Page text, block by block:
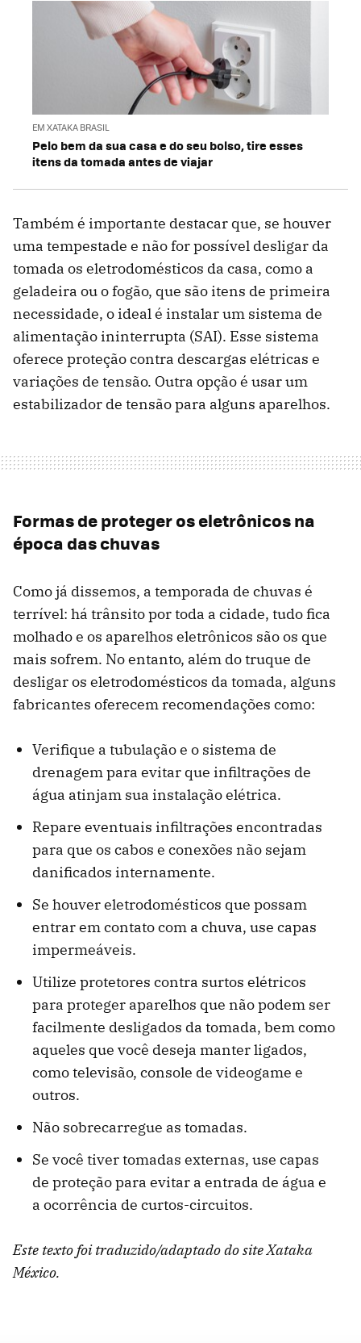
EM XATAKA BRASIL
Pelo bem da sua casa e do seu bolso, tire esses
itens da tomada antes de viajar
Também é importante destacar que, se houver
uma tempestade e não for possível desligar da
tomada os eletrodomésticos da casa, como a
geladeira ou o fogão, que são itens de primeira
necessidade, o ideal é instalar um sistema de
alimentação ininterrupta (SAI). Esse sistema
oferece proteção contra descargas elétricas e
variações de tensão. Outra opção é usar um
estabilizador de tensão para alguns aparelhos.
Formas de proteger os eletrônicos na
época das chuvas
Como já dissemos, a temporada de chuvas é
terrível: há trânsito por toda a cidade, tudo fica
molhado e os aparelhos eletrônicos são os que
mais sofrem. No entanto, além do truque de
desligar os eletrodomésticos da tomada, alguns
fabricantes oferecem recomendações como:
Verifique a tubulação e o sistema de
drenagem para evitar que infiltrações de
água atinjam sua instalação elétrica.
Repare eventuais infiltrações encontradas
para que os cabos e conexões não sejam
danificados internamente.
Se houver eletrodomésticos que possam
entrar em contato com a chuva, use capas
impermeáveis.
Utilize protetores contra surtos elétricos
para proteger aparelhos que não podem ser
facilmente desligados da tomada, bem como
aqueles que você deseja manter ligados,
como televisão, console de videogame e
outros.
Não sobrecarregue as tomadas.
Se você tiver tomadas externas, use capas
de proteção para evitar a entrada de água e
a ocorrência de curtos-circuitos.
Este texto foi traduzido/adaptado do site Xataka
México.